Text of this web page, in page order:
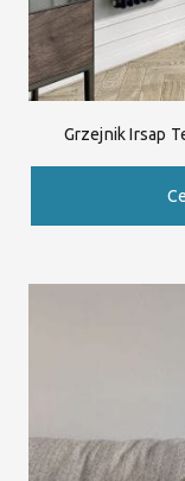
Grzejnik Irsap